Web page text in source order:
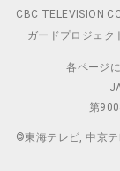
CBC TELEVISION
ガードプロジェ
各ページ
第
©東海テレビ, 中京テ